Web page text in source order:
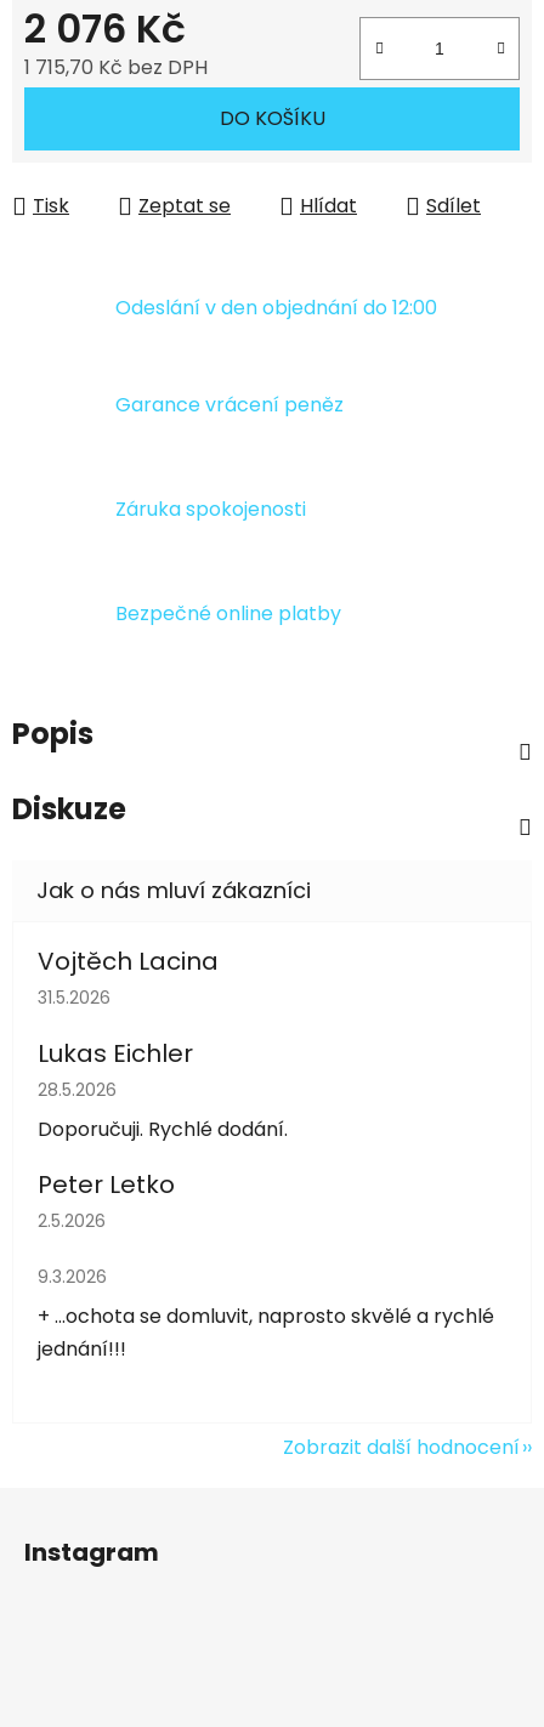
2 076 Kč
1 715,70 Kč bez DPH
DO KOŠÍKU
Tisk Zeptat se Hlídat Sdílet
Odeslání v den objednání do 12:00
Garance vrácení peněz
Záruka spokojenosti
Bezpečné online platby
Popis
Diskuze
Vojtěch Lacina
Hodnocení obchodu je 5 z 5 hvězdiček.
31.5.2026
Lukas Eichler
Hodnocení obchodu je 5 z 5 hvězdiček.
28.5.2026
Doporučuji. Rychlé dodání.
Peter Letko
Hodnocení obchodu je 5 z 5 hvězdiček.
2.5.2026
Hodnocení obchodu je 5 z 5 hvězdiček.
9.3.2026
+ ...ochota se domluvit, naprosto skvělé a rychlé
jednání!!!
Zobrazit další hodnocení
Instagram